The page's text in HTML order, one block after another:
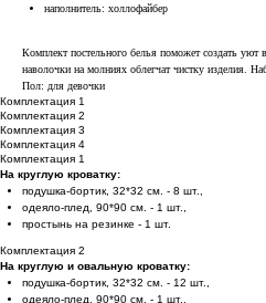
наполнитель: холлофайбер
Комплект постельного белья поможет создать
наволочки на молниях облегчат чистку изделия.
Пол: для девочки
Комплектация 1
Комплектация 2
Комплектация 3
Комплектация 4
Комплектация 1
На круглую кроватку:
подушка-бортик, 32*32 см. - 8 шт.,
одеяло-плед, 90*90 см. - 1 шт.,
простынь на резинке - 1 шт.
Комплектация 2
На круглую и овальную кроватку:
подушка-бортик, 32*32 см. - 12 шт.,
одеяло-плед, 90*90 см. - 1 шт.,